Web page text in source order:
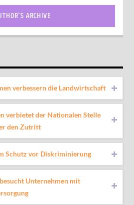
ARCHIVE
verbessern die Landwirtschaft
verbietet der Nationalen Stelle
den Zutritt
Schutz vor Diskriminierung
Unternehmen mit